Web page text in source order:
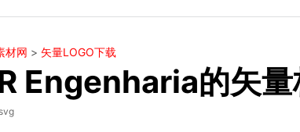
材网 > 矢量LOGO下载
Engenharia的矢